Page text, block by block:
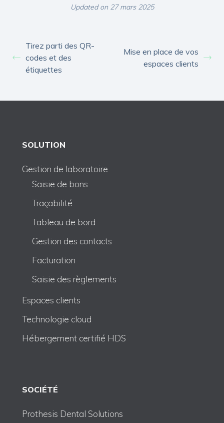
Updated on 27 mars 2025
Tirez parti des QR-
codes et des
étiquettes
Mise en place de vos
espaces clients
SOLUTION
Gestion de laboratoire
Saisie de bons
Traçabilité
Tableau de bord
Gestion des contacts
Facturation
Saisie des règlements
Espaces clients
Technologie cloud
Hébergement certifié HDS
SOCIÉTÉ
Prothesis Dental Solutions